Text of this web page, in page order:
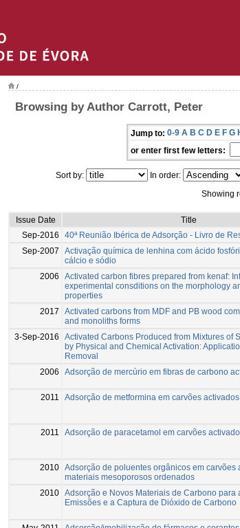
/
Browsing by Author Carrott, Peter
Jump to: 0-9 A B C D E F G
or enter first few letters:
Sort by: In order:
Showing
Issue Date
Title
Sep-2016
40ª Reunião Ibérica de Adsorção - Livro de
Sep-2007
Activação química de lenhina com ácido
cálcio e sódio
2006
Activated carbon fibres prepared from kenaf:
experimental consditions on the morphology
properties
2017
Activated carbons from MDF and PB wood
and monoliths forms
3-Sep-2016
Activated Carbons Produced from Mixtures of
by Physical and Chemical Activation:
Removal
2006 Adsorção de mercúrio em fibras de carbono
2011
Adsorção de metformina em carvões activados
2011
Adsorção de paracetamol em carvões
2010 Adsorção de poluentes orgânicos em carvões
materiais mesoporosos ordenados
2010 Adsorção e Novos Materiais de Carbono para
Emissões e a Captura de Dióxido de Carbono